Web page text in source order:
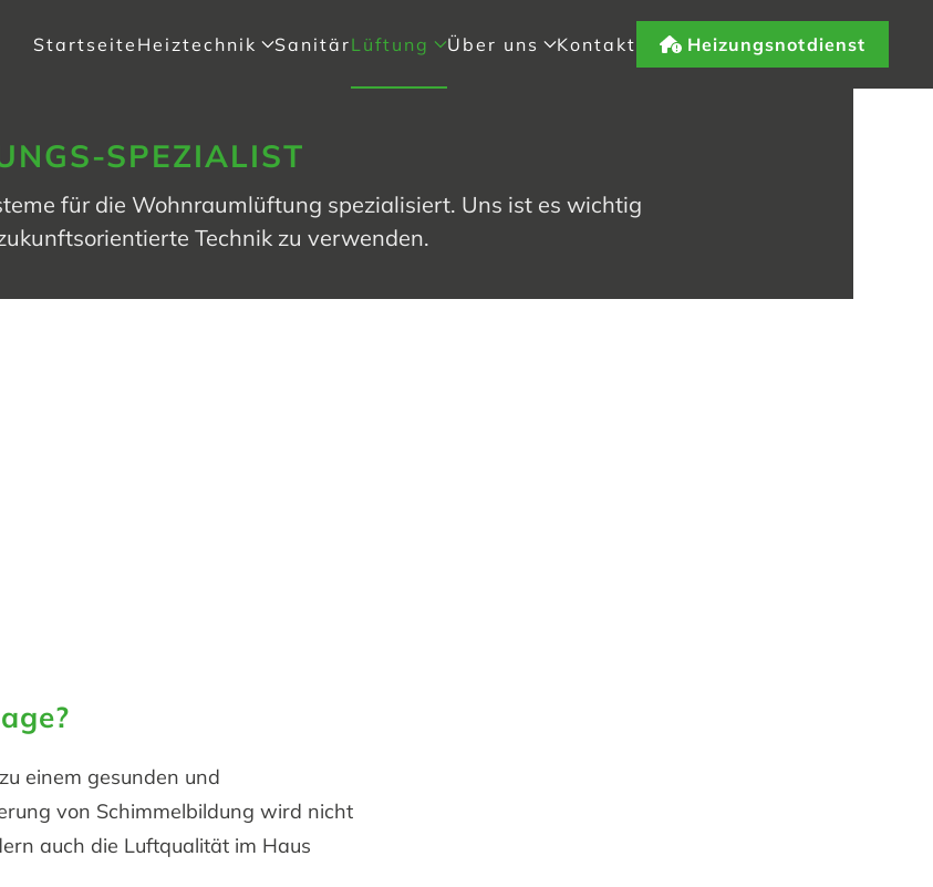
Startseite Heiztechnik SanitärLüftung Über uns Kontakt Heizungsnotdienst
SPEZIALIST
für die Wohnraumlüftung spezialisiert. Uns ist es wichtig
Technik zu verwenden.
einem gesunden und
von Schimmelbildung wird nicht
auch die Luftqualität im Haus